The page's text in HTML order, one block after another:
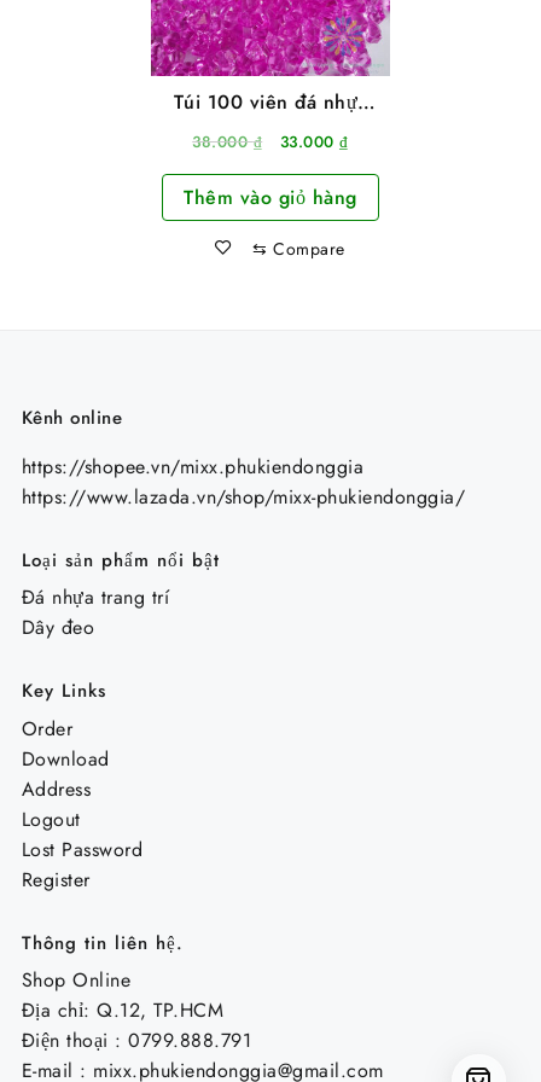
Túi 100 viên đá nhựa
giả pha lê màu hồng
tím nhạt
38.000₫
Giá
gốc
là:
38.000 ₫.
33.000₫Giá
hiện
tại
là:
Thêm vào giỏ hàng
⇆ Compare
Kênh online
https://shopee.vn/mixx.phukiendonggia
https://www.lazada.vn/shop/mixx-phukiendonggia/
Loại sản phẩm nổi bật
Đá nhựa trang trí
Dây đeo
Key Links
Order
Download
Address
Logout
Lost Password
Register
Thông tin liên hệ.
Shop Online
Địa chỉ: Q.12, TP.HCM
Điện thoại : 0799.888.791
E-mail : mixx.phukiendonggia@gmail.com